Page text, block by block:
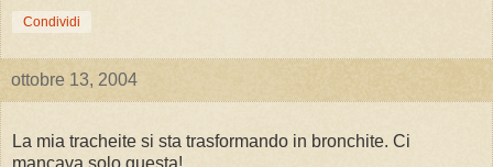
Condividi
ottobre 13, 2004
La mia tracheite si sta trasformando in bronchite. Ci